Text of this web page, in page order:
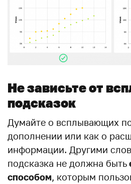
Не зависьте от
подсказок
Думайте о всплывающих
дополнении или как о
информации. Другими
подсказка не должна быть
способом, которым